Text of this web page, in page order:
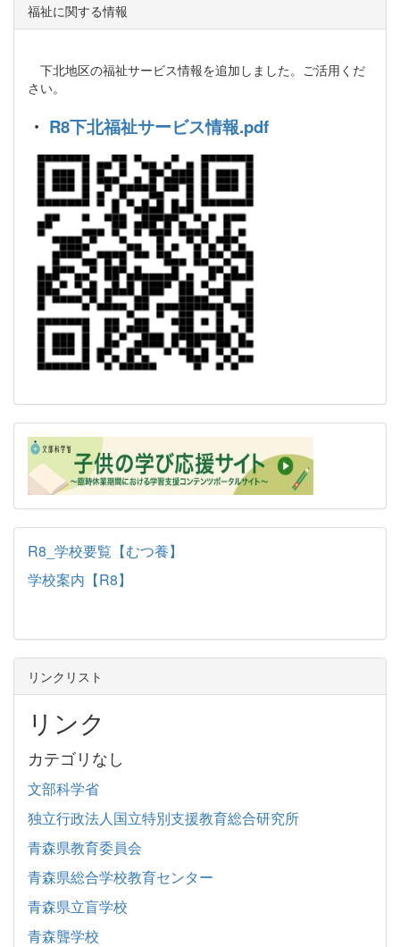
福祉に関する情報
下北地区の福祉サービス情報を追加しました。ご活用くだ
さい。
・ R8下北福祉サービス情報.pdf
R8_学校要覧【むつ養】
学校案内【R8】
リンクリスト
リンク
カテゴリなし
文部科学省
独立行政法人国立特別支援教育総合研究所
青森県教育委員会
青森県総合学校教育センター
青森県立盲学校
青森聾学校